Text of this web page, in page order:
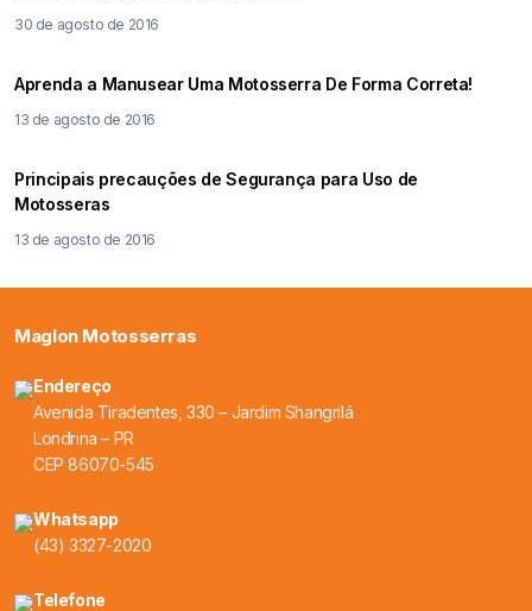
30 de agosto de 2016
Aprenda a Manusear Uma Motosserra De Forma Correta!
13 de agosto de 2016
Principais precauções de Segurança para Uso de
Motosseras
13 de agosto de 2016
Maglon Motosserras
Endereço
Avenida Tiradentes, 330 – Jardim Shangrilá
Londrina – PR
CEP 86070-545
Whatsapp
(43) 3327-2020
Telefone